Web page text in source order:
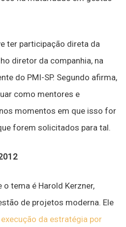
ter participação direta da
diretor da companhia, na
do PMI-SP. Segundo afirma,
como mentores e
momentos em que isso for
forem solicitados para tal.
tema é Harold Kerzner,
de projetos moderna. Ele
execução da estratégia por